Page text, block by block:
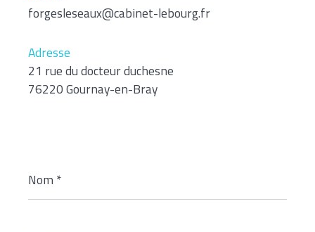
forgesleseaux@cabinet-lebourg.fr
Adresse
21 rue du docteur duchesne
76220 Gournay-en-Bray
*